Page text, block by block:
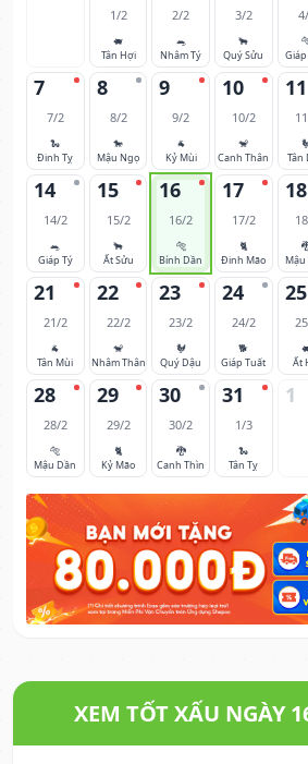
1/2
🐖
Tân Hợi
2/2
🐀
Nhâm Tý
3/2
🐂
Quý Sửu
7
7/2
🐍
Đinh Tỵ
8
8/2
🐎
Mậu Ngọ
9
9/2
🐐
Kỷ Mùi
10
10/2
🐒
Canh Thân
11
Tân
14
14/2
🐀
Giáp Tý
15
15/2
🐂
Ất Sửu
16
16/2
🐅
Bính Dần
17
17/2
🐈
Đinh Mão
18
Mậu
21
21/2
🐐
Tân Mùi
22
22/2
🐒
Nhâm Thân
23
23/2
🐓
Quý Dậu
24
24/2
🐕
Giáp Tuất
25
Ất
28
28/2
🐅
Mậu Dần
29
29/2
🐈
Kỷ Mão
30
30/2
🐉
Canh Thìn
31
1/3
🐍
Tân Tỵ
1
XEM TỐT XẤU NGÀY